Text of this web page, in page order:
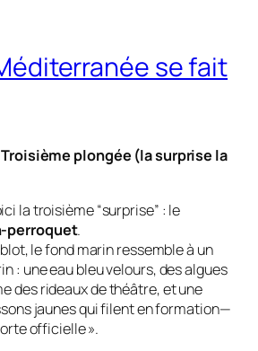
se fait
plongée (la surprise la
la troisième “surprise” : le
perroquet.
le fond marin ressemble à un
: une eau bleu velours, des algues
des rideaux de théâtre, et une
jaunes qui filent en formation—
officielle ».